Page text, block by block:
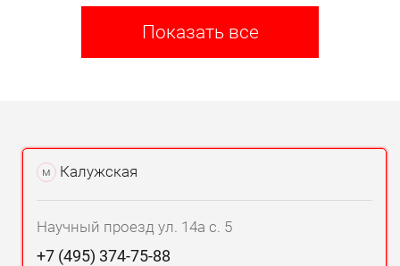
Показать все
м Калужская
Научный проезд ул. 14а с. 5
+7 (495) 374-75-88